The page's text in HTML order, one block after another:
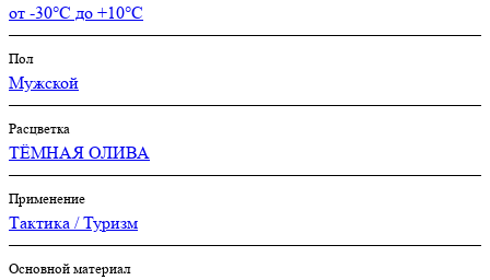
от -30°С до +10°С
Пол
Мужской
Расцветка
ТЁМНАЯ ОЛИВА
Применение
Тактика / Туризм
Основной материал